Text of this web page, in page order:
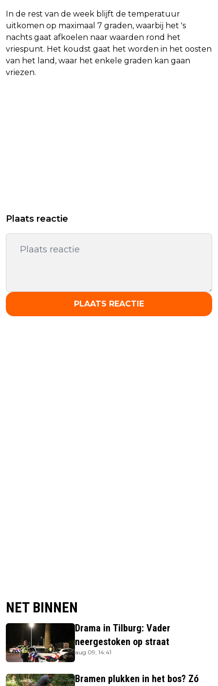
In de rest van de week blijft de temperatuur
uitkomen op maximaal 7 graden, waarbij het 's
nachts gaat afkoelen naar waarden rond het
vriespunt. Het koudst gaat het worden in het oosten
van het land, waar het enkele graden kan gaan
vriezen.
Plaats reactie
PLAATS REACTIE
NET BINNEN
Drama in Tilburg: Vader
neergestoken op straat
aug 09, 14:41
Bramen plukken in het bos? Zó